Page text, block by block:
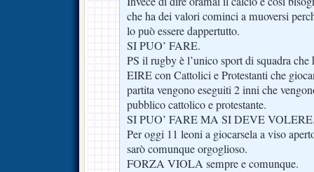
che ha dei valori cominci a muoversi
lo può essere dappertutto.
SI PUO’ FARE.
PS il rugby è l’unico sport di squadra
EIRE con Cattolici e Protestanti che
partita vengono eseguiti 2 inni che
pubblico cattolico e protestante.
SI PUO’ FARE MA SI DEVE
Per oggi 11 leoni a giocarsela a viso
sarò comunque orgoglioso.
FORZA VIOLA sempre e comunque.